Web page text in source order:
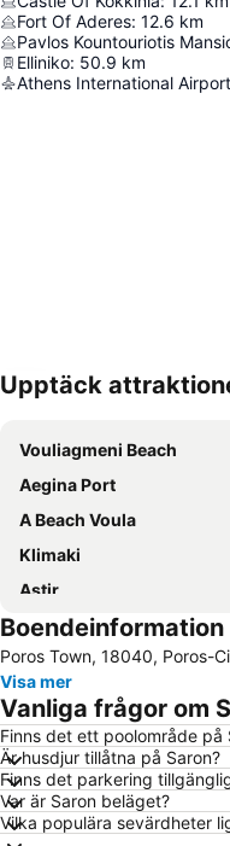
Fort Of Aderes: 12.6 km
Pavlos Kountouriotis
Elliniko: 50.9 km
Athens International Airport
Förstora kartan
Upptäck
Vouliagmeni Beach
Aegina Port
Α Beach Voula
Klimaki
Astir
Yabanaki
Traditional Settlement of
Kavouri Beach
Aghios Nikolaos
Waterpark
Archea Epidavros
Traditional Settlement of
Boendeinformation
Poros Town, 18040, Poros-
Visa mer
Vanliga frågor om
Finns det ett poolområde på
Är husdjur tillåtna på Saron?
Finns det parkering
Var är Saron beläget?
Vilka populära sevärdheter